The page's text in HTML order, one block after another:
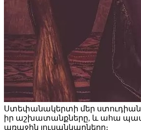
Ստեփանակերտի մեր ստուդիան
իր աշխատանքները, և ահա
առաջին լուսանկարները։